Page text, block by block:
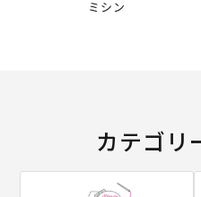
ミシン
カテゴリ